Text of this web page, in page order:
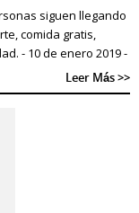
siguen llegando
comida gratis,
- 10 de enero 2019 -
Leer Más >>